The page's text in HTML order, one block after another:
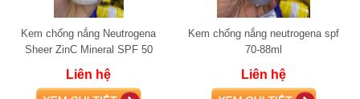
Kem chống nắng Neutrogena
Sheer ZinC Mineral SPF 50
Liên hệ
Kem chống nắng neutrogena spf
70-88ml
Liên hệ